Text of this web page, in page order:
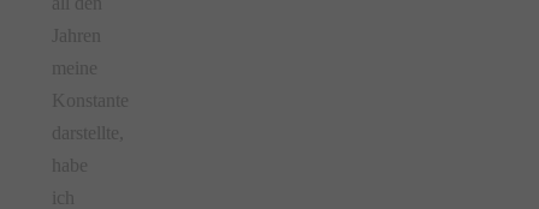
Jahren
meine
Konstante
darstellte,
habe
ich